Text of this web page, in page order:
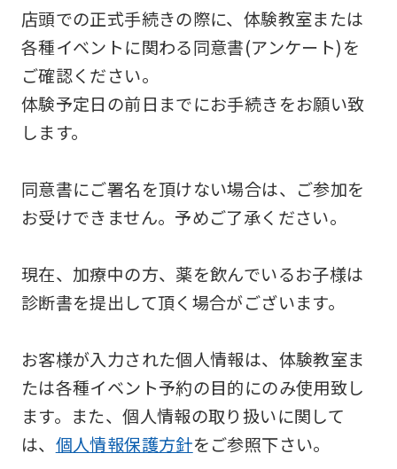
店頭での正式手続きの際に、体験教室または
各種イベントに関わる同意書(アンケート)を
ご確認ください。
体験予定日の前日までにお手続きをお願い致
します。
同意書にご署名を頂けない場合は、ご参加を
お受けできません。予めご了承ください。
現在、加療中の方、薬を飲んでいるお子様は
診断書を提出して頂く場合がございます。
お客様が入力された個人情報は、体験教室ま
たは各種イベント予約の目的にのみ使用致し
ます。また、個人情報の取り扱いに関して
は、 個人情報保護方針をご参照下さい。
use
an
translation
Japanese
version
this
website
be
translated
mechanically,
so